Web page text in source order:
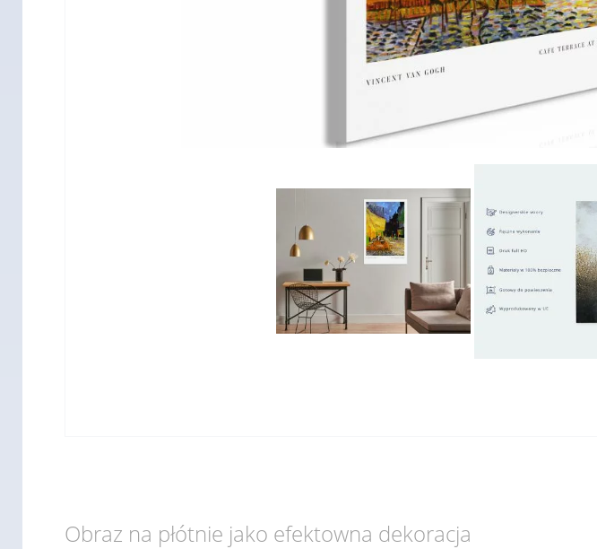
Obraz na płótnie jako efektowna dekoracja